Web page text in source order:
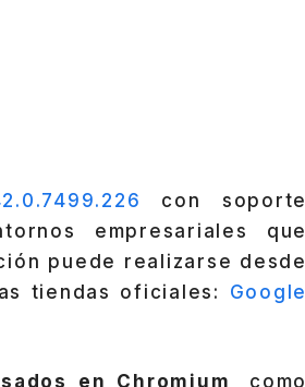
con soporte
empresariales que
puede realizarse desde
tiendas oficiales: Google
en Chromium , como